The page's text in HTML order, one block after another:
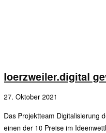
loerzweiler.digital
27. Oktober 2021
Das Projektteam Digitalisierung
einen der 10 Preise im